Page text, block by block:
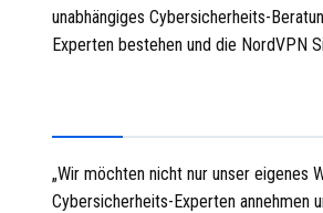
unabhängiges Cybersicherheits-
Experten bestehen und die NordVPN
„Wir möchten nicht nur unser eigenes
Cybersicherheits-Experten annehmen